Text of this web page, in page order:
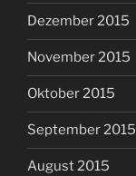
Dezember 2015
November 2015
Oktober 2015
September 2015
August 2015